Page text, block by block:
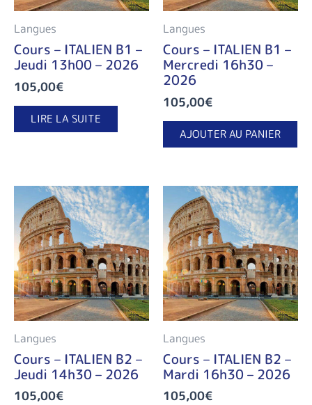
Langues
Cours – ITALIEN B1 –
Jeudi 13h00 – 2026
105,00€
LIRE LA SUITE
Langues
Cours – ITALIEN B1 –
Mercredi 16h30 –
2026
105,00€
AJOUTER AU PANIER
Langues
Cours – ITALIEN B2 –
Jeudi 14h30 – 2026
105,00€
Langues
Cours – ITALIEN B2 –
Mardi 16h30 – 2026
105,00€